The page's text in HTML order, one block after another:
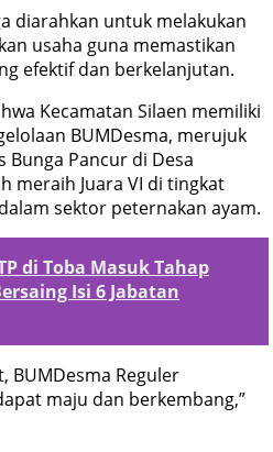
diarahkan untuk melakukan
usaha guna memastikan
efektif dan berkelanjutan.
Kecamatan Silaen memiliki
BUMDesma, merujuk
Bunga Pancur di Desa
meraih Juara VI di tingkat
sektor peternakan ayam.
di Toba Masuk Tahap
Isi 6 Jabatan
BUMDesma Reguler
maju dan berkembang,”